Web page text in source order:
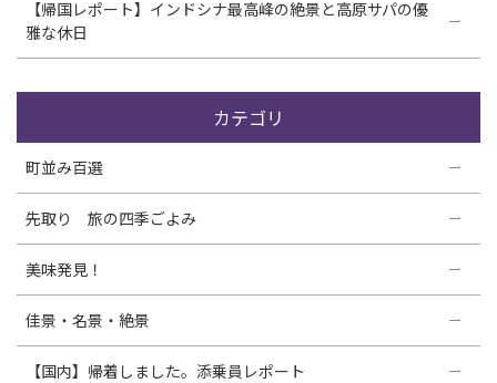
【帰国レポート】インドシナ最高峰の絶景と高原サパの優
雅な休日
カテゴリ
町並み百選
先取り 旅の四季ごよみ
美味発見！
佳景・名景・絶景
【国内】帰着しました。添乗員レポート